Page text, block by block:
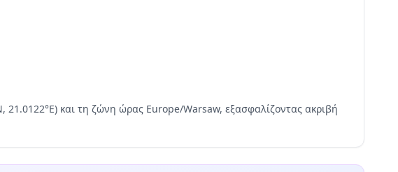
21.0122°E) και τη ζώνη ώρας Europe/Warsaw, εξασφαλίζοντας ακριβή